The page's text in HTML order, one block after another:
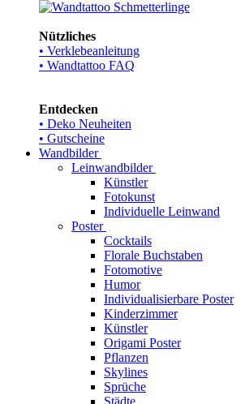
Nützliches
• Verklebeanleitung
• Wandtattoo FAQ
Entdecken
• Deko Neuheiten
• Gutscheine
Wandbilder
Leinwandbilder
Künstler
Fotokunst
Individuelle Leinwand
Poster
Cocktails
Florale Buchstaben
Fotomotive
Humor
Individualisierbare Poster
Kinderzimmer
Künstler
Origami Poster
Pflanzen
Skylines
Sprüche
Städte